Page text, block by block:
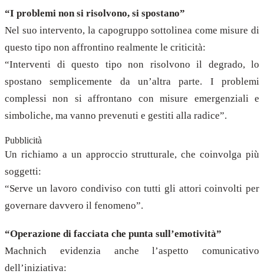
“I problemi non si risolvono, si spostano”
Nel suo intervento, la capogruppo sottolinea come misure di
questo tipo non affrontino realmente le criticità:
“Interventi di questo tipo non risolvono il degrado, lo
spostano semplicemente da un’altra parte. I problemi
complessi non si affrontano con misure emergenziali e
simboliche, ma vanno prevenuti e gestiti alla radice”.
Pubblicità
Un richiamo a un approccio strutturale, che coinvolga più
soggetti:
“Serve un lavoro condiviso con tutti gli attori coinvolti per
governare davvero il fenomeno”.
“Operazione di facciata che punta sull’emotività”
Machnich evidenzia anche l’aspetto comunicativo
dell’iniziativa: